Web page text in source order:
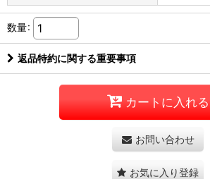
数量:
返品特約に関する重要事項
カートに入れる
お問い合わせ
お気に入り登録